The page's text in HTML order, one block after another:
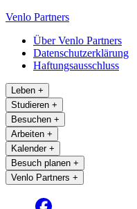
Venlo Partners
Über Venlo Partners
Datenschutzerklärung
Haftungsausschluss
Leben +
Studieren +
Besuchen +
Arbeiten +
Kalender +
Besuch planen +
Venlo Partners +